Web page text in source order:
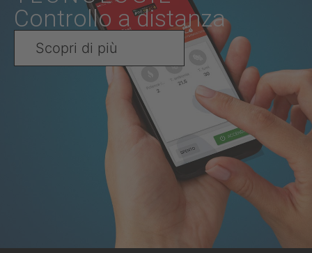
Controllo a distanza
Scopri di più